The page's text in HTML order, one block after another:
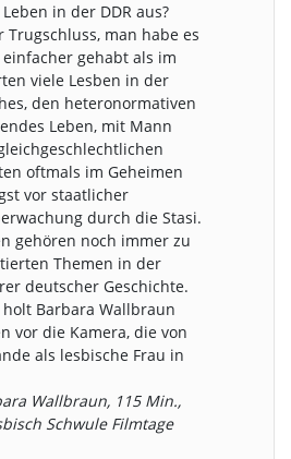
in der DDR aus?
Trugschluss, man habe es
gehabt als im
viele Lesben in der
den heteronormativen
Leben, mit Mann
oftmals im Geheimen
vor staatlicher
durch die Stasi.
gehören noch immer zu
Themen in der
deutscher Geschichte.
Barbara Wallbraun
vor die Kamera, die von
als lesbische Frau in
Wallbraun, 115 Min.,
Schwule Filmtage